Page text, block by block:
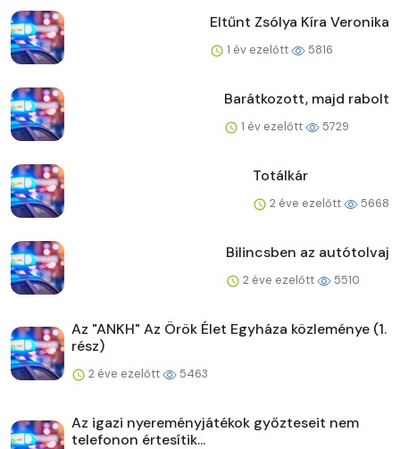
Eltűnt Zsólya Kíra Veronika
1 év ezelőtt 5816
Barátkozott, majd rabolt
1 év ezelőtt 5729
Totálkár
2 éve ezelőtt 5668
Bilincsben az autótolvaj
2 éve ezelőtt 5510
Az "ANKH" Az Örök Élet Egyháza közleménye (1.
rész)
2 éve ezelőtt 5463
Az igazi nyereményjátékok győzteseit nem
telefonon értesítik...